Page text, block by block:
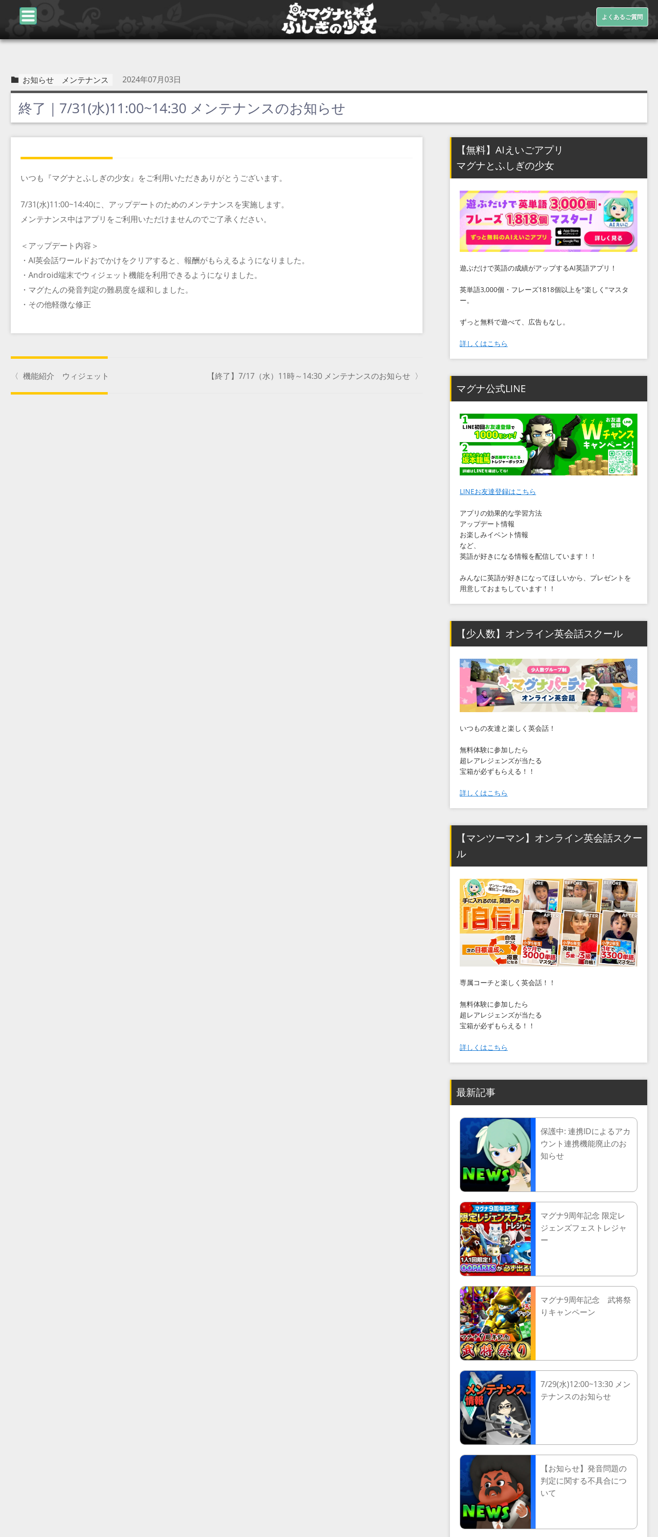
よくあるご質問
お知らせ メンテナンス 2024年07月03日
終了｜7/31(水)11:00~14:30 メンテナンスのお知らせ
いつも『マグナとふしぎの少女』をご利用いただきありがとうございます。
7/31(水)11:00~14:40に、アップデートのためのメンテナンスを実施します。
メンテナンス中はアプリをご利用いただけませんのでご了承ください。
＜アップデート内容＞
・AI英会話ワールドおでかけをクリアすると、報酬がもらえるようになりました。
・Android端末でウィジェット機能を利用できるようになりました。
・マグたんの発音判定の難易度を緩和しました。
・その他軽微な修正
〈 機能紹介 ウィジェット 【終了】7/17（水）11時～14:30 メンテナンスのお知らせ 〉
【無料】AIえいごアプリ
マグナとふしぎの少女
遊ぶだけで英語の成績がアップするAI英語アプリ！
英単語3,000個・フレーズ1818個以上を"楽しく"マスタ
ー。
ずっと無料で遊べて、広告もなし。
詳しくはこちら
マグナ公式LINE
LINEお友達登録はこちら
アプリの効果的な学習方法
アップデート情報
お楽しみイベント情報
など、
英語が好きになる情報を配信しています！！
みんなに英語が好きになってほしいから、プレゼントを
用意しておまちしています！！
【少人数】オンライン英会話スクール
いつもの友達と楽しく英会話！
無料体験に参加したら
超レアレジェンズが当たる
宝箱が必ずもらえる！！
詳しくはこちら
【マンツーマン】オンライン英会話スクー
ル
専属コーチと楽しく英会話！！
無料体験に参加したら
超レアレジェンズが当たる
宝箱が必ずもらえる！！
詳しくはこちら
最新記事
保護中: 連携IDによるアカ
ウント連携機能廃止のお
知らせ
マグナ9周年記念 限定レ
ジェンズフェストレジャ
ー
マグナ9周年記念 武将祭
りキャンペーン
7/29(水)12:00~13:30 メン
テナンスのお知らせ
【お知らせ】発音問題の
判定に関する不具合につ
いて